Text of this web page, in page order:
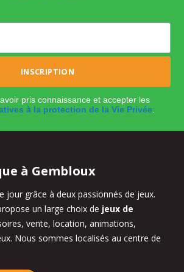
pris connaissance et accepter les
à la protection de la Vie Privée.
à Gembloux
jour grâce à deux passionnés de jeux.
un large choix de jeux de
vente, location, animations,
Nous sommes localisés au centre de